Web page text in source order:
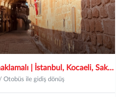
GAP Turu | 3 Gece Otel Konaklamalı | İstanbul, Kocaeli, Sakarya Ve Ankara Hareketli
/ Otobüs ile gidiş dönüş